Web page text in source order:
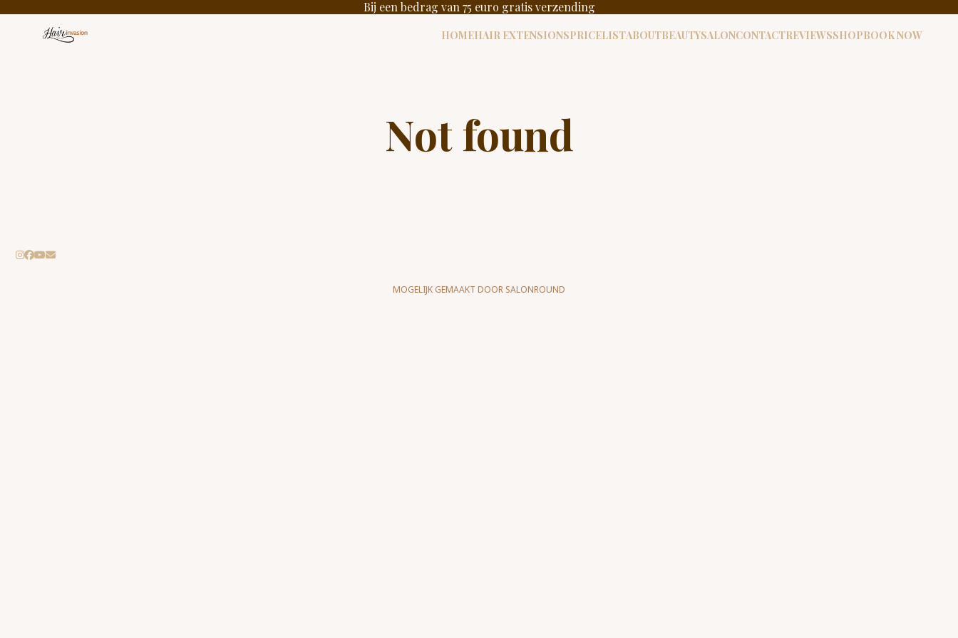
Bij een bedrag van 75 euro gratis verzending
HOMEHAIR EXTENSIONSPRICELISTABOUTBEAUTYSALONCONTACTREVIEWSSHOPBOOK NOW
Not found
MOGELIJK GEMAAKT DOOR SALONROUND